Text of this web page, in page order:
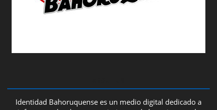
Identidad Bahoruquense es un medio digital dedicado a